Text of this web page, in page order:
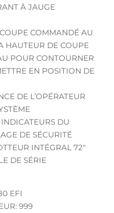
À JAUGE
COMMANDÉ AU
HAUTEUR DE COUPE
POUR CONTOURNER
EN POSITION DE
DE L’OPÉRATEUR
DU
DE SÉCURITÉ
INTÉGRAL 72″
DE SÉRIE
EFI
999